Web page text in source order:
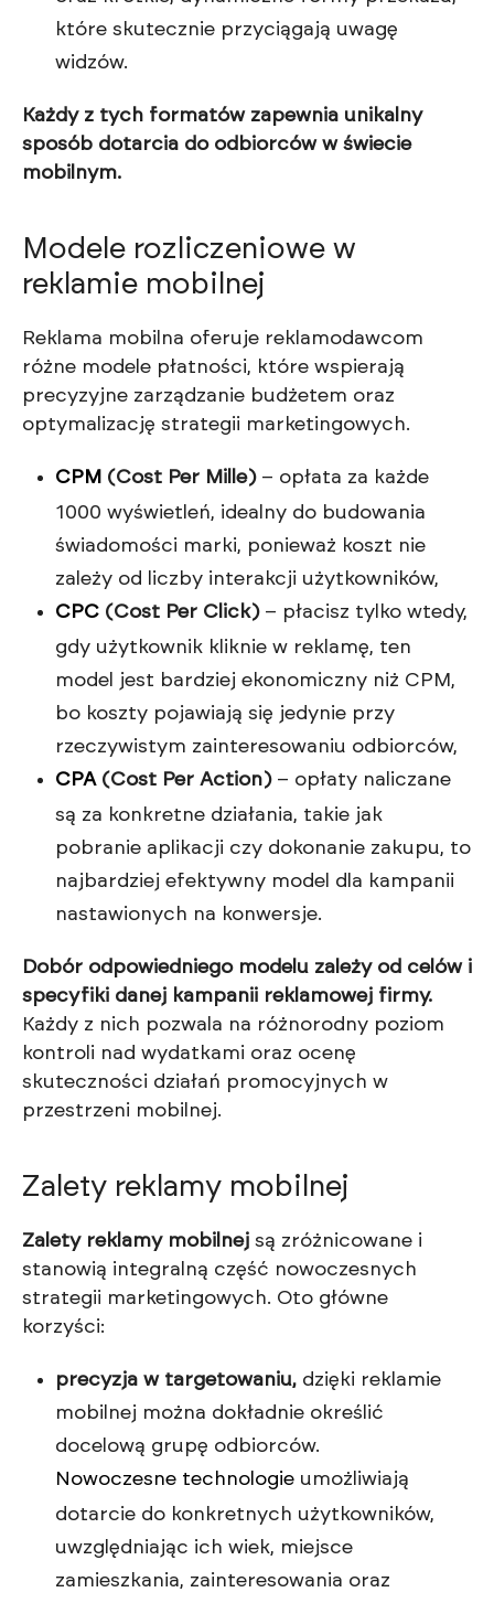
które skutecznie przyciągają uwagę
widzów.
Każdy z tych formatów zapewnia unikalny
sposób dotarcia do odbiorców w świecie
mobilnym.
Modele rozliczeniowe w
reklamie mobilnej
Reklama mobilna oferuje reklamodawcom
różne modele płatności, które wspierają
precyzyjne zarządzanie budżetem oraz
optymalizację strategii marketingowych.
CPM (Cost Per Mille)– opłata za każde
1000 wyświetleń, idealny do budowania
świadomości marki, ponieważ koszt nie
zależy od liczby interakcji użytkowników,
CPC (Cost Per Click)– płacisz tylko wtedy,
gdy użytkownik kliknie w reklamę, ten
model jest bardziej ekonomiczny niż CPM,
bo koszty pojawiają się jedynie przy
rzeczywistym zainteresowaniu odbiorców,
CPA(Cost Per Action)– opłaty naliczane
są za konkretne działania, takie jak
pobranie aplikacji czy dokonanie zakupu, to
najbardziej efektywny model dla kampanii
nastawionych na konwersje.
Dobór odpowiedniego modelu zależy od celów i
specyfiki danej kampanii reklamowej firmy.
Każdy z nich pozwala na różnorodny poziom
kontroli nad wydatkami oraz ocenę
skuteczności działań promocyjnych w
przestrzeni mobilnej.
Zalety reklamy mobilnej
Zalety reklamy mobilnej są zróżnicowane i
stanowią integralną część nowoczesnych
strategii marketingowych. Oto główne
korzyści:
precyzja w targetowaniu, dzięki reklamie
mobilnej można dokładnie określić
docelową grupę odbiorców.
Nowoczesne technologie umożliwiają
dotarcie do konkretnych użytkowników,
uwzględniając ich wiek, miejsce
zamieszkania, zainteresowania oraz